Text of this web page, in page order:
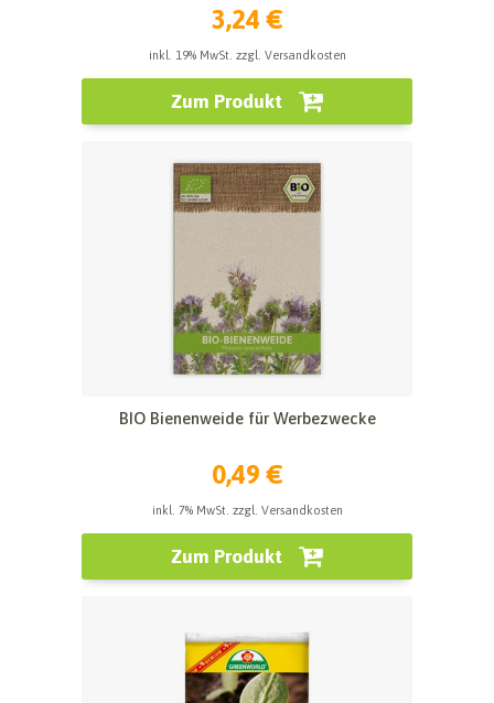
3,24 €
inkl. 19% MwSt. zzgl. Versandkosten
Zum Produkt
BIO Bienenweide für Werbezwecke
0,49 €
inkl. 7% MwSt. zzgl. Versandkosten
Zum Produkt